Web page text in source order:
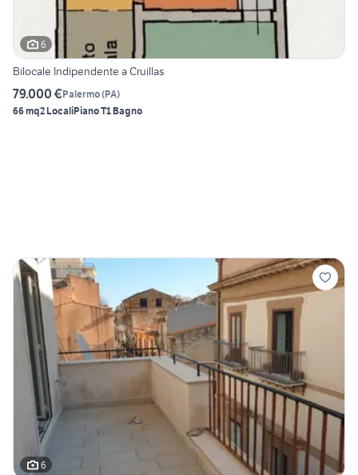
6
Bilocale Indipendente a Cruillas
79.000 €Palermo(PA)
66 mq2 LocaliPiano T1 Bagno
6